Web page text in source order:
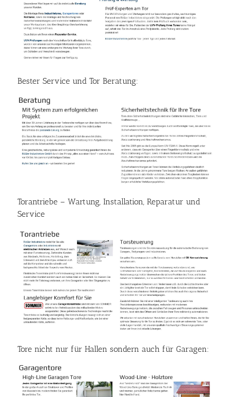
Bester Service und Tor Beratung:
Torantriebe – Wartung, Installation, Reparatur und
Service
Tore nicht nur für Hallen sondern auch für Garagen: